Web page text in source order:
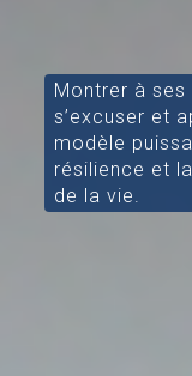
Montrer à ses
s’excuser et
modèle
résilience et
de la vie.